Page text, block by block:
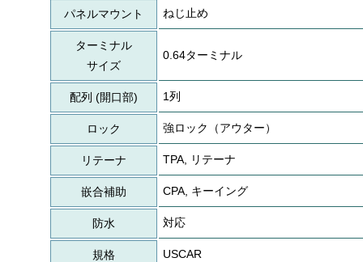
パネルマウント ねじ止め
ターミナル
サイズ
0.64ターミナル
配列 (開口部) 1列
ロック 強ロック（アウター）
リテーナ TPA, リテーナ
嵌合補助 CPA, キーイング
防水 対応
規格 USCAR